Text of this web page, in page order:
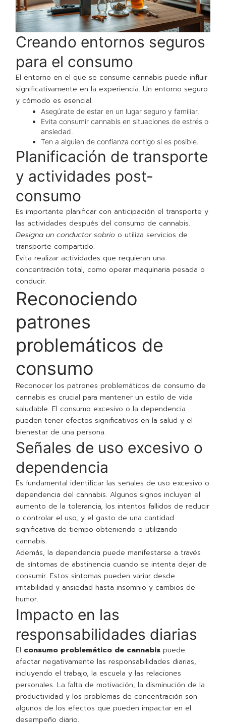
Creando entornos seguros
para el consumo
El entorno en el que se consume cannabis puede influir
significativamente en la experiencia. Un entorno seguro
y cómodo es esencial.
Asegúrate de estar en un lugar seguro y familiar.
Evita consumir cannabis en situaciones de estrés o
ansiedad.
Ten a alguien de confianza contigo si es posible.
Planificación de transporte
y actividades post-
consumo
Es importante planificar con anticipación el transporte y
las actividades después del consumo de cannabis.
Designa un conductor sobrio o utiliza servicios de
transporte compartido.
Evita realizar actividades que requieran una
concentración total, como operar maquinaria pesada o
conducir.
Reconociendo
patrones
problemáticos de
consumo
Reconocer los patrones problemáticos de consumo de
cannabis es crucial para mantener un estilo de vida
saludable. El consumo excesivo o la dependencia
pueden tener efectos significativos en la salud y el
bienestar de una persona.
Señales de uso excesivo o
dependencia
Es fundamental identificar las señales de uso excesivo o
dependencia del cannabis. Algunos signos incluyen el
aumento de la tolerancia, los intentos fallidos de reducir
o controlar el uso, y el gasto de una cantidad
significativa de tiempo obteniendo o utilizando
cannabis.
Además, la dependencia puede manifestarse a través
de síntomas de abstinencia cuando se intenta dejar de
consumir. Estos síntomas pueden variar desde
irritabilidad y ansiedad hasta insomnio y cambios de
humor.
Impacto en las
responsabilidades diarias
El consumo problemático de cannabis puede
afectar negativamente las responsabilidades diarias,
incluyendo el trabajo, la escuela y las relaciones
personales. La falta de motivación, la disminución de la
productividad y los problemas de concentración son
algunos de los efectos que pueden impactar en el
desempeño diario.